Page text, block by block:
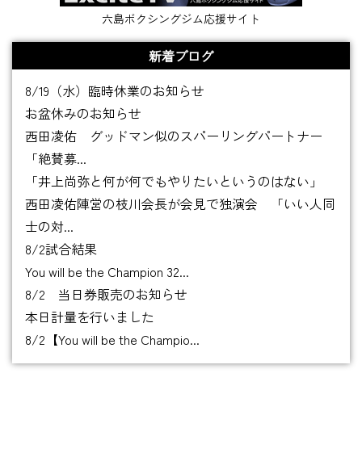
六島ボクシングジム応援サイト
新着ブログ
8/19（水）臨時休業のお知らせ
お盆休みのお知らせ
西田凌佑 グッドマン似のスパーリングパートナー
「絶賛募...
「井上尚弥と何が何でもやりたいというのはない」
西田凌佑陣営の枝川会長が会見で独演会 「いい人同
士の対...
8/2試合結果
You will be the Champion 32...
8/2 当日券販売のお知らせ
本日計量を行いました
8/2【You will be the Champio...